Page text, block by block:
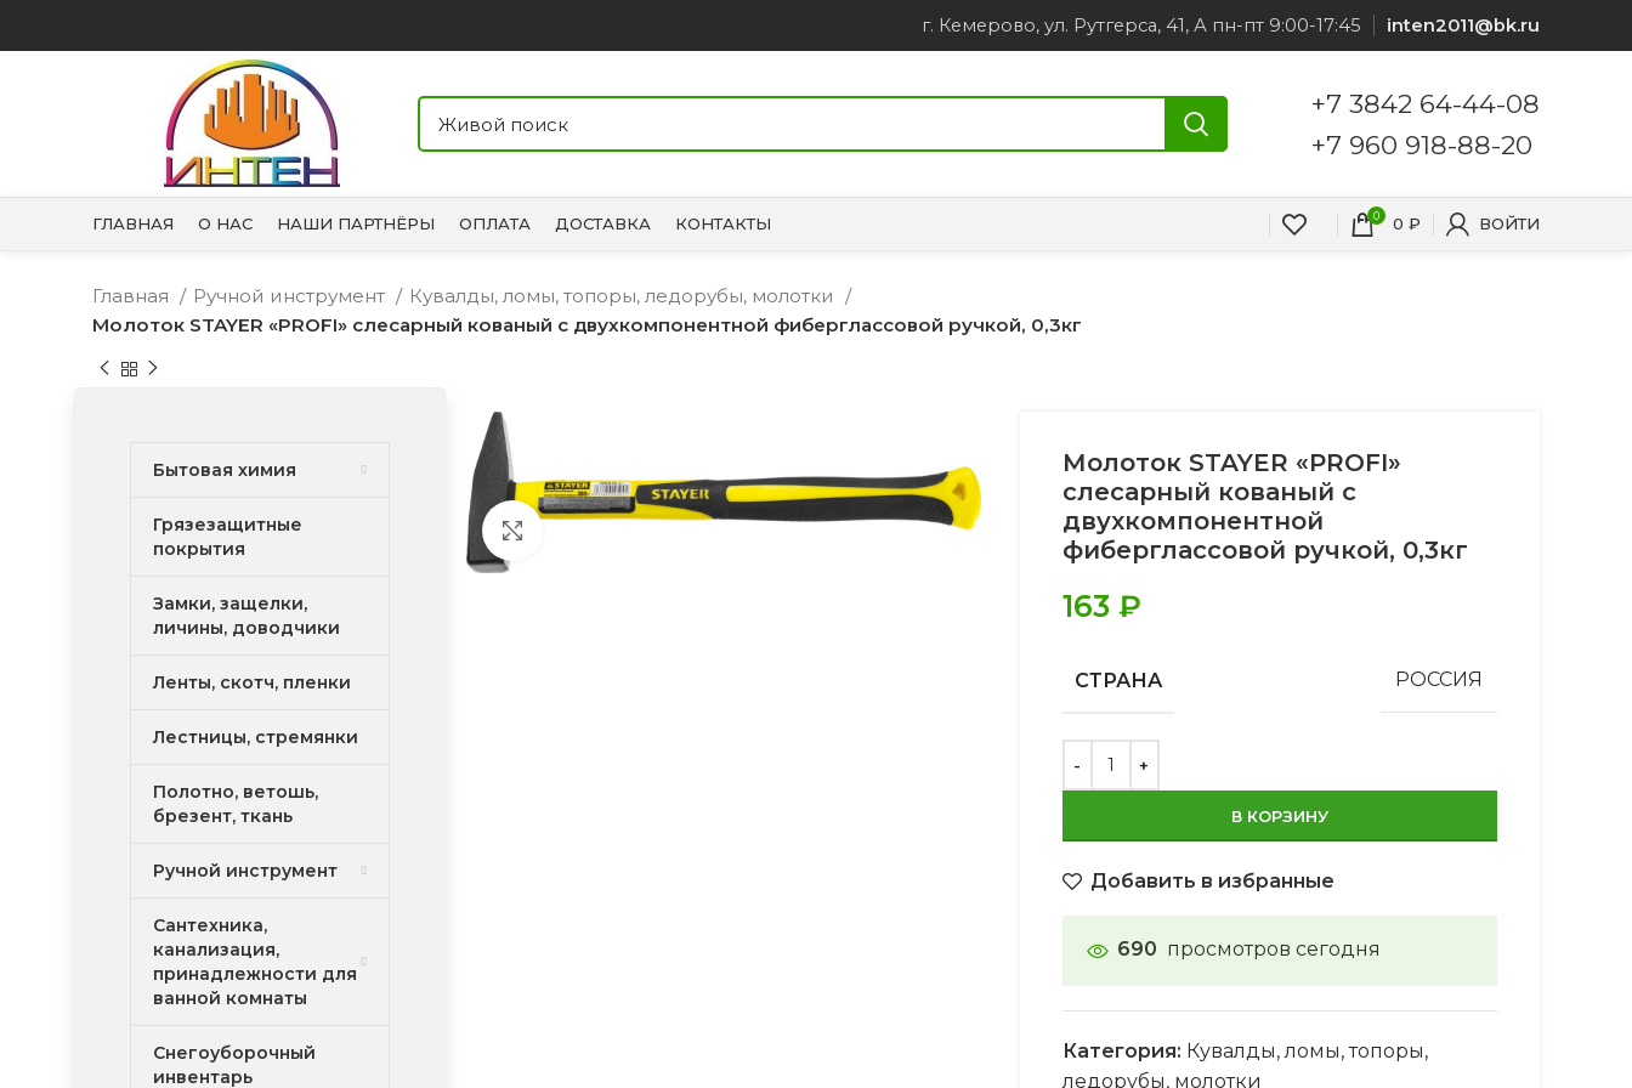
г. Кемерово, ул. Рутгерса, 41, А пн-пт 9:00-17:45 inten2011@bk.ru
+7 3842 64-44-08
+7 960 918-88-20
ГЛАВНАЯ О НАС НАШИ ПАРТНЁРЫ ОПЛАТА ДОСТАВКА КОНТАКТЫ 0 0 ₽ ВОЙТИ
Главная Ручной инструмент
Кувалды, ломы, топоры, ледорубы, молотки
Молоток STAYER «PROFI» слесарный кованый с двухкомпонентной фиберглассовой ручкой, 0,3кг
Молоток STAYER «PROFI»
слесарный кованый с
двухкомпонентной
фиберглассовой ручкой, 0,3кг
163 ₽
СТРАНА РОССИЯ
В КОРЗИНУ
Добавить в избранные
690 просмотров сегодня
Категория: Кувалды, ломы, топоры,
ледорубы, молотки
Бытовая химия
Грязезащитные
покрытия
Замки, защелки,
личины, доводчики
Ленты, скотч, пленки
Лестницы, стремянки
Полотно, ветошь,
брезент, ткань
Ручной инструмент
Сантехника,
канализация,
принадлежности для
ванной комнаты
Снегоуборочный
инвентарь